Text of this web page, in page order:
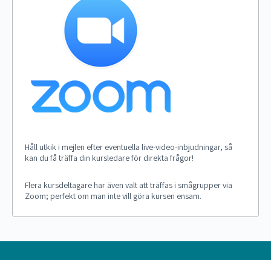
Håll utkik i mejlen efter eventuella live-video-inbjudningar, så
kan du få träffa din kursledare för direkta frågor!
Flera kursdeltagare har även valt att träffas i smågrupper via
Zoom; perfekt om man inte vill göra kursen ensam.